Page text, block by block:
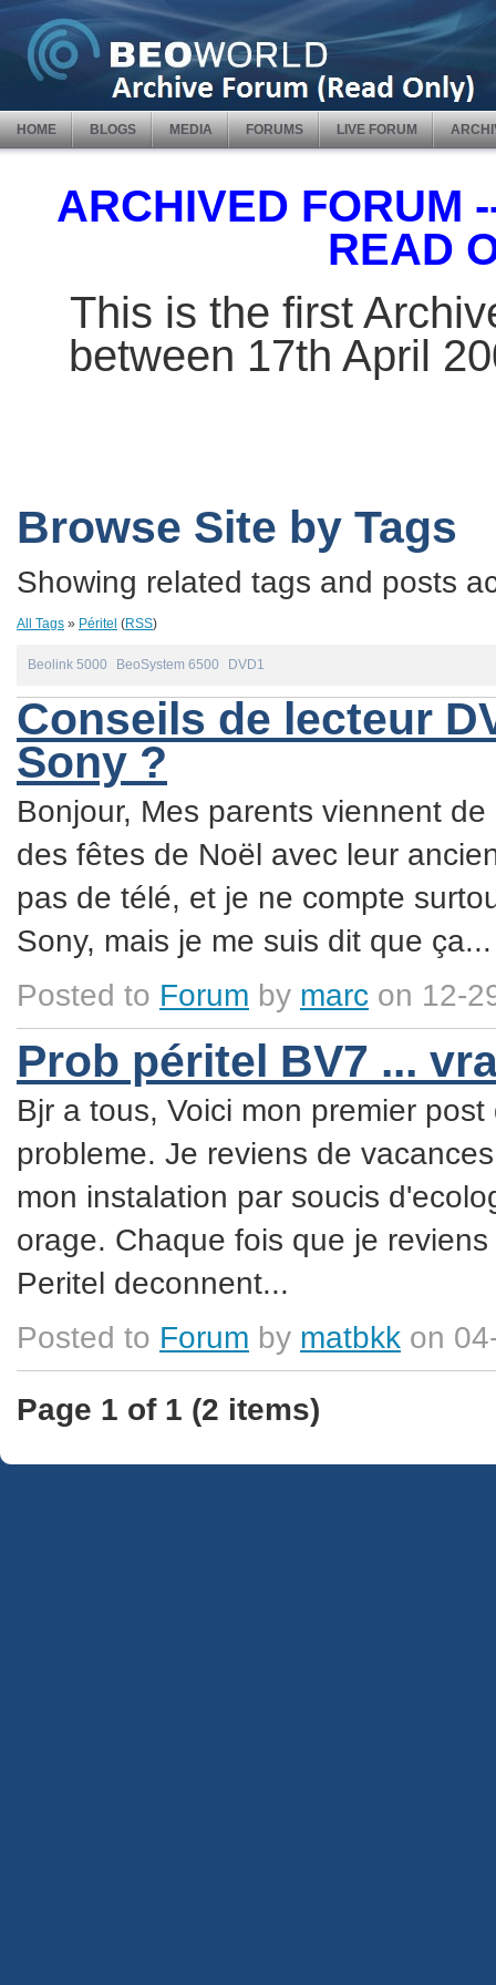
HOME BLOGS MEDIA FORUMS LIVE FORUM
ARCHIVED FORUM
READ
This is the first
between 17th April
Browse Site by Tags
Showing related tags and posts
All Tags » Péritel (RSS)
Beolink 5000 BeoSystem 6500 DVD1
Conseils de lecteur
Sony ?
Bonjour, Mes parents viennent
des fêtes de Noël avec leur
pas de télé, et je ne compte
Sony, mais je me suis dit que ça...
Posted to Forum by marc on 12-
Prob péritel BV7 ...
Bjr a tous, Voici mon premier
probleme. Je reviens de
mon instalation par soucis
orage. Chaque fois que je
Peritel deconnent...
Posted to Forum by matbkk on
Page 1 of 1 (2 items)